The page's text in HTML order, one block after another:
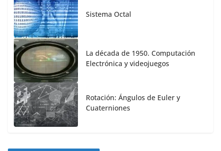
Sistema Octal
La década de 1950. Computación
Electrónica y videojuegos
Rotación: Ángulos de Euler y
Cuaterniones